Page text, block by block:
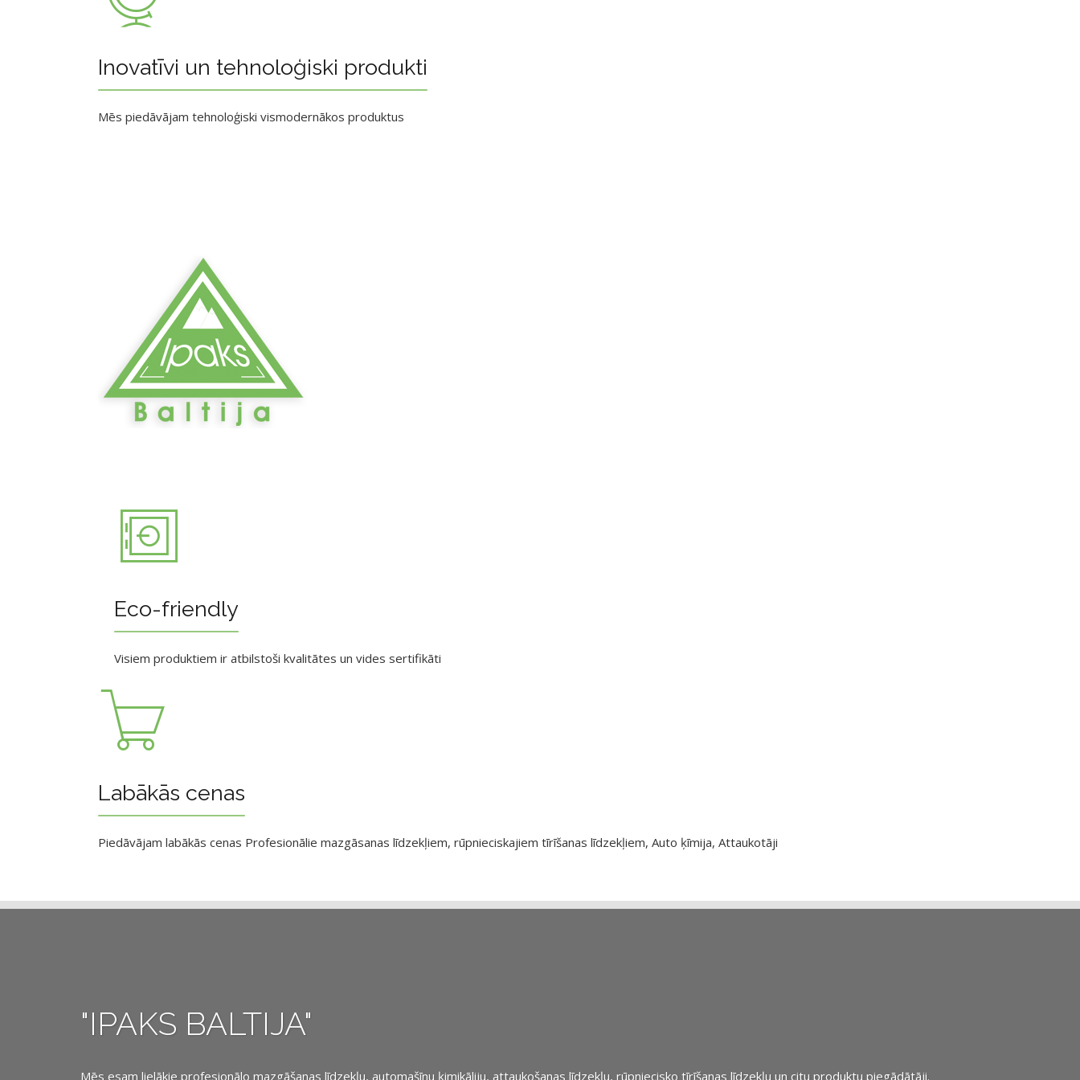
Inovatīvi un tehnoloģiski produkti
Mēs piedāvājam tehnoloģiski vismodernākos produktus
Eco-friendly
Visiem produktiem ir atbilstoši kvalitātes un vides sertifikāti
Labākās cenas
Piedāvājam labākās cenas Profesionālie mazgāsanas līdzekļiem, rūpnieciskajiem tīrīšanas līdzekļiem, Auto ķīmija, Attaukotāji
"IPAKS BALTIJA"
Mēs esam lielākie profesionālo mazgāšanas līdzekļu, automašīnu ķimikāliju, attaukošanas līdzekļu, rūpniecisko tīrīšanas līdzekļu un citu produktu piegādātāji.